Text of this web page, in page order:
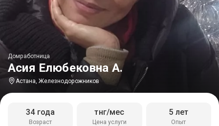
Асия Елюбековна А.
Домработница
Астана, Железнодорожников
Возраст
34 года
Цена услуги
тнг/мес
Опыт
5 лет